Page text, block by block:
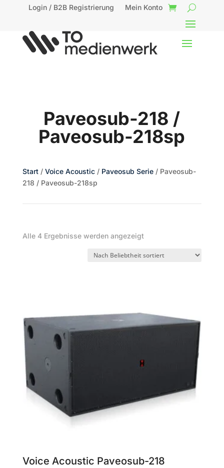
Login / B2B Registrierung Mein Konto
Paveosub-218 /
Paveosub-218sp
Start/ Voice Acoustic/ Paveosub Serie/ Paveosub-
218 / Paveosub-218sp
Alle 4 Ergebnisse werden angezeigtNach
sortiert
Voice Acoustic Paveosub-218